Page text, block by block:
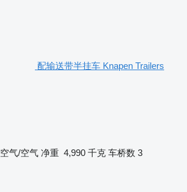
配输送带半挂车 Knapen Trailers
空气/空气 净重 4,990 千克 车桥数 3